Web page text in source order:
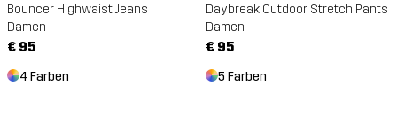
Bouncer Highwaist Jeans
Damen
€ 95
4 Farben
Daybreak Outdoor Stretch Pants
Damen
€ 95
5 Farben